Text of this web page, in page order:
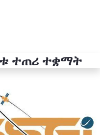
ተጠሪ ተቋማት